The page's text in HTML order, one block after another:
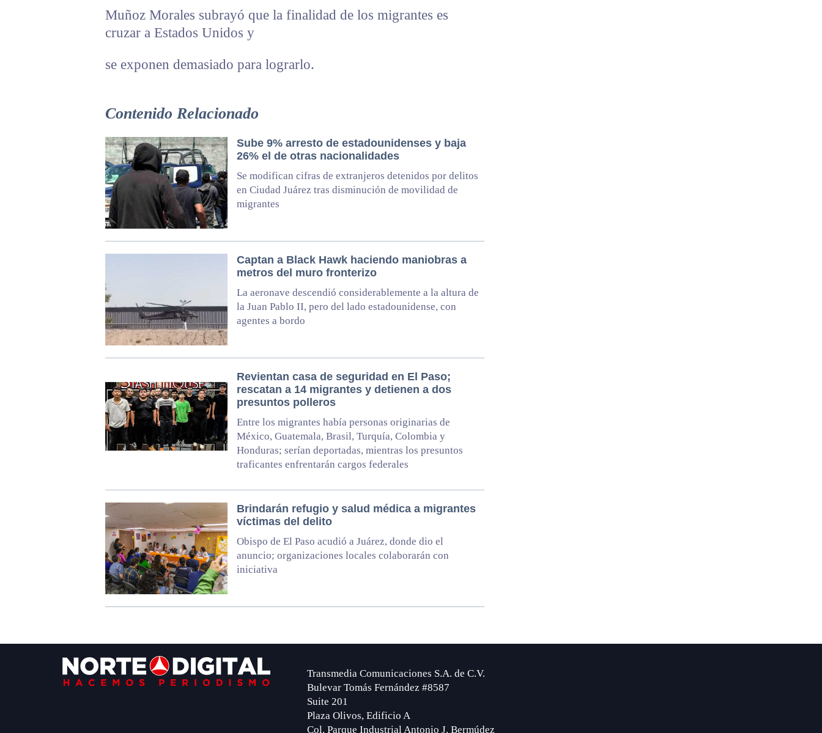
Muñoz Morales subrayó que la finalidad de los migrantes es
cruzar a Estados Unidos y
se exponen demasiado para lograrlo.
Contenido Relacionado
Sube 9% arresto de estadounidenses y baja
26% el de otras nacionalidades
Se modifican cifras de extranjeros detenidos por delitos
en Ciudad Juárez tras disminución de movilidad de
migrantes
Captan a Black Hawk haciendo maniobras a
metros del muro fronterizo
La aeronave descendió considerablemente a la altura de
la Juan Pablo II, pero del lado estadounidense, con
agentes a bordo
Revientan casa de seguridad en El Paso;
rescatan a 14 migrantes y detienen a dos
presuntos polleros
Entre los migrantes había personas originarias de
México, Guatemala, Brasil, Turquía, Colombia y
Honduras; serían deportadas, mientras los presuntos
traficantes enfrentarán cargos federales
Brindarán refugio y salud médica a migrantes
víctimas del delito
Obispo de El Paso acudió a Juárez, donde dio el
anuncio; organizaciones locales colaborarán con
iniciativa
Transmedia Comunicaciones S.A. de C.V.
Bulevar Tomás Fernández #8587
Suite 201
Plaza Olivos, Edificio A
Col. Parque Industrial Antonio J. Bermúdez